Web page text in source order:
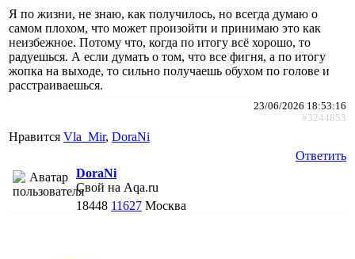
Я по жизни, не знаю, как получилось, но всегда думаю о
самом плохом, что может произойти и принимаю это как
неизбежное. Потому что, когда по итогу всё хорошо, то
радуешься. А если думать о том, что все фигня, а по итогу
жопка на выходе, то сильно получаешь обухом по голове и
расстраиваешься.
23/06/2026 18:53:16
#3244853
Нравится Vla_Mir, DoraNi
Ответить
DoraNi
Свой на Aqa.ru
18448 11627 Москва